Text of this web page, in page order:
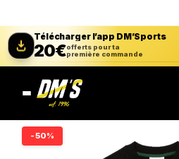
20€ première commande
-50%